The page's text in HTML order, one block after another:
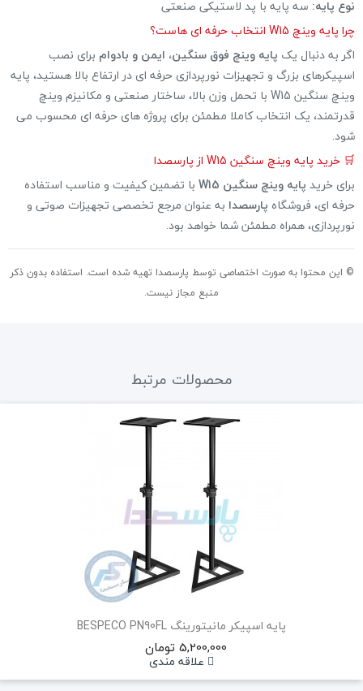
نوع پایه: سه پایه با پد لاستیکی صنعتی
چرا پایه وینچ W15 انتخاب حرفه ای هاست؟
اگر به دنبال یک پایه وینچ فوق سنگین، ایمن و بادوام برای نصب
اسپیکرهای بزرگ و تجهیزات نورپردازی حرفه ای در ارتفاع بالا هستید، پایه
وینچ سنگین W15 با تحمل وزن بالا، ساختار صنعتی و مکانیزم وینچ
قدرتمند، یک انتخاب کاملا مطمئن برای پروژه های حرفه ای محسوب می
شود.
🛒 خرید پایه وینچ سنگین W15 از پارسصدا
برای خرید پایه وینچ سنگین W15
با تضمین کیفیت و مناسب استفاده
حرفه ای، فروشگاه پارسصدا به عنوان مرجع تخصصی تجهیزات صوتی و
نورپردازی، همراه مطمئن شما خواهد بود.
© این محتوا به صورت اختصاصی توسط پارسصدا تهیه شده است. استفاده بدون ذکر
منبع مجاز نیست.
محصولات مرتبط
پایه اسپیکر مانیتورینگ BESPECO PN90FL
5,200,000 تومان
علاقه مندی